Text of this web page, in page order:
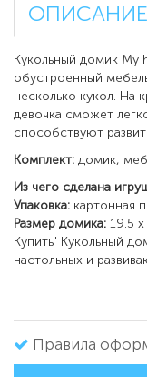
ОПИСАНИЕ
Кукольный домик My
обустроенный
несколько кукол.
девочка сможет
способствуют
Комплект: домик,
Из чего сделана
Упаковка: картонная
Размер домика: 19.5
Купить" Кукольный
настольных и
Правила